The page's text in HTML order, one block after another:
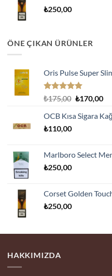
₺250,00
ÖNE ÇIKAN ÜRÜNLER
Oris Pulse Super
5 üzerinden
oy
aldı
₺175,00 Orijinal
₺175,00.
₺170,00Şu
OCB Kısa Sigara
₺110,00
Marlboro Select
₺250,00
Corset Golden
₺250,00
HAKKIMIZDA